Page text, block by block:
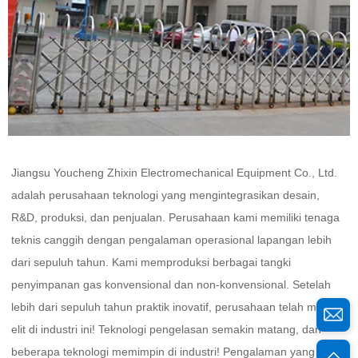
Jiangsu Youcheng Zhixin Electromechanical Equipment Co., Ltd.
adalah perusahaan teknologi yang mengintegrasikan desain,
R&D, produksi, dan penjualan. Perusahaan kami memiliki tenaga
teknis canggih dengan pengalaman operasional lapangan lebih
dari sepuluh tahun. Kami memproduksi berbagai tangki
penyimpanan gas konvensional dan non-konvensional. Setelah
lebih dari sepuluh tahun praktik inovatif, perusahaan telah menjadi
elit di industri ini! Teknologi pengelasan semakin matang, dan
beberapa teknologi memimpin di industri! Pengalaman yang kaya,